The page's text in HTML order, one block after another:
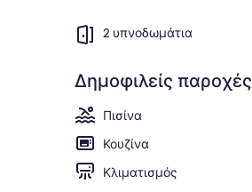
2 υπνοδωμάτια
Δημοφιλείς παροχές
Πισίνα
Κουζίνα
Κλιματισμός